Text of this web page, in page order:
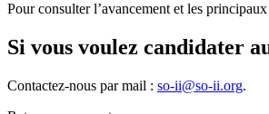
Pour consulter l’avancement et les
Si vous voulez candidater
Contactez-nous par mail : so-ii@so-ii.org.